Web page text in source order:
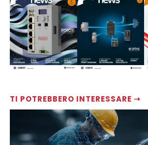
TI POTREBBERO INTERESSARE ⇢